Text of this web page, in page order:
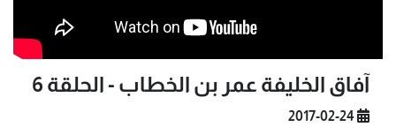
آفاق الخليفة عمر بن الخطاب - الحلقة 6
2017-02-24